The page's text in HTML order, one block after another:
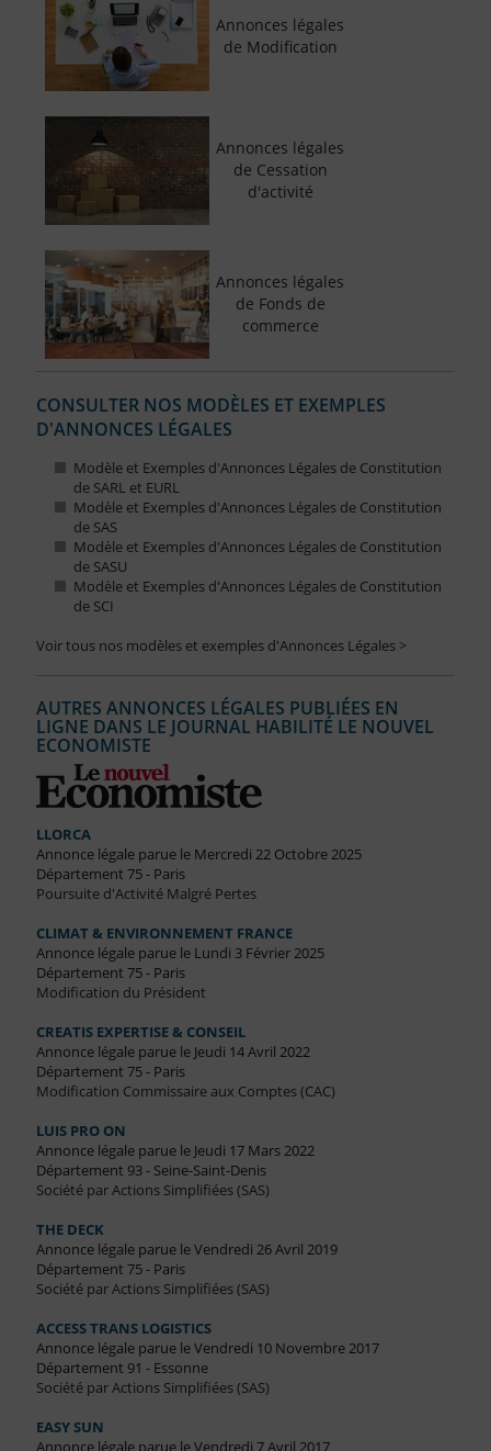
Annonces légales
de Modification
Annonces légales
de Cessation
d'activité
Annonces légales
de Fonds de
commerce
CONSULTER NOS MODÈLES ET EXEMPLES
D'ANNONCES LÉGALES
Modèle et Exemples d'Annonces Légales de Constitution
de SARL et EURL
Modèle et Exemples d'Annonces Légales de Constitution
de SAS
Modèle et Exemples d'Annonces Légales de Constitution
de SASU
Modèle et Exemples d'Annonces Légales de Constitution
de SCI
Voir tous nos modèles et exemples d'Annonces Légales >
AUTRES ANNONCES LÉGALES PUBLIÉES EN
LIGNE DANS LE JOURNAL HABILITÉ LE NOUVEL
ECONOMISTE
LLORCA
Annonce légale parue le Mercredi 22 Octobre 2025
Département 75 - Paris
Poursuite d'Activité Malgré Pertes
CLIMAT & ENVIRONNEMENT FRANCE
Annonce légale parue le Lundi 3 Février 2025
Département 75 - Paris
Modification du Président
CREATIS EXPERTISE & CONSEIL
Annonce légale parue le Jeudi 14 Avril 2022
Département 75 - Paris
Modification Commissaire aux Comptes (CAC)
LUIS PRO ON
Annonce légale parue le Jeudi 17 Mars 2022
Département 93 - Seine-Saint-Denis
Société par Actions Simplifiées (SAS)
THE DECK
Annonce légale parue le Vendredi 26 Avril 2019
Département 75 - Paris
Société par Actions Simplifiées (SAS)
ACCESS TRANS LOGISTICS
Annonce légale parue le Vendredi 10 Novembre 2017
Département 91 - Essonne
Société par Actions Simplifiées (SAS)
EASY SUN
Annonce légale parue le Vendredi 7 Avril 2017